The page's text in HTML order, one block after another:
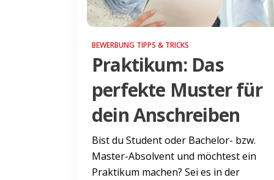
BEWERBUNG TIPPS & TRICKS
Praktikum: Das
perfekte Muster für
dein Anschreiben
Bist du Student oder Bachelor- bzw.
Master-Absolvent und möchtest ein
Praktikum machen? Sei es in der